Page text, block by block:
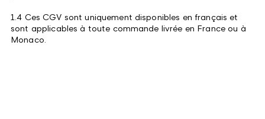
1.4 Ces CGV sont uniquement disponibles en français et
sont applicables à toute commande livrée en France ou à
Monaco.